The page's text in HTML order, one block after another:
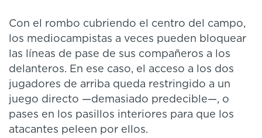
Con el rombo cubriendo el centro del campo,
los mediocampistas a veces pueden bloquear
las líneas de pase de sus compañeros a los
delanteros. En ese caso, el acceso a los dos
jugadores de arriba queda restringido a un
juego directo —demasiado predecible—, o
pases en los pasillos interiores para que los
atacantes peleen por ellos.